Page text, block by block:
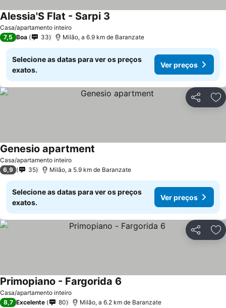
Casa/apartamento inteiro
Alessia'S Flat - Sarpi 3
7,5 Boa 33 Milão, a 6.9 km de Baranzate
Selecione as datas para ver os preços
exatos.
Ver preços
Partilhar
Casa/apartamento inteiro
Genesio apartment
6,9 35 Milão, a 5.9 km de Baranzate
Selecione as datas para ver os preços
exatos.
Ver preços
Partilhar
Casa/apartamento inteiro
Primopiano - Fargorida 6
8,7 Excelente 80 Milão, a 6.2 km de Baranzate